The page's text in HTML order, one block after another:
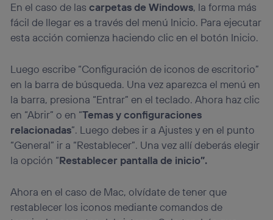
En el caso de lascarpetas de Windows, la forma más
fácil de llegar es a través del menú Inicio. Para ejecutar
esta acción comienza haciendo clic en el botón Inicio.
Luego escribe “Configuración de iconos de escritorio”
en la barra de búsqueda. Una vez aparezca el menú en
la barra, presiona “Entrar” en el teclado. Ahora haz clic
en “Abrir” o en “Temas y configuraciones
relacionadas”. Luego debes ir a Ajustes y en el punto
“General” ir a “Restablecer”. Una vez allí deberás elegir
la opción “Restablecer pantalla de inicio”.
Ahora en el caso de Mac, olvídate de tener que
restablecer los iconos mediante comandos de